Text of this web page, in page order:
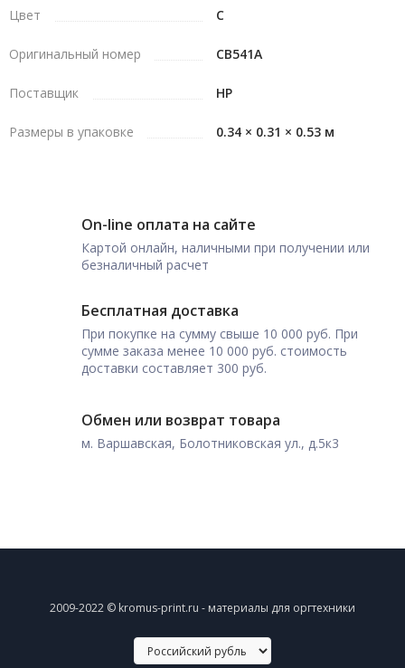
Цвет C
Оригинальный номер CB541A
Поставщик HP
Размеры в упаковке 0.34 × 0.31 × 0.53 м
On-line оплата на сайте
Картой онлайн, наличными при получении или
безналичный расчет
Бесплатная доставка
При покупке на сумму свыше 10 000 руб. При
сумме заказа менее 10 000 руб. стоимость
доставки составляет 300 руб.
Обмен или возврат товара
м. Варшавская, Болотниковская ул., д.5к3
2009-2022 © kromus-print.ru - материалы для оргтехники